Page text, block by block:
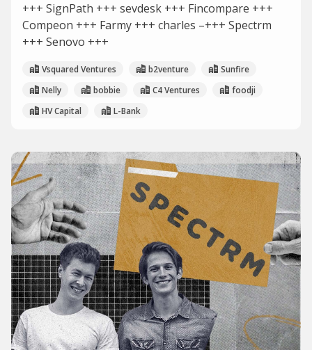
+++ SignPath +++ sevdesk +++ Fincompare +++
Compeon +++ Farmy +++ charles –+++ Spectrm
+++ Senovo +++
Vsquared Ventures b2venture
Sunfire
Nelly
bobbie C4 Ventures
foodji
HV Capital
L-Bank